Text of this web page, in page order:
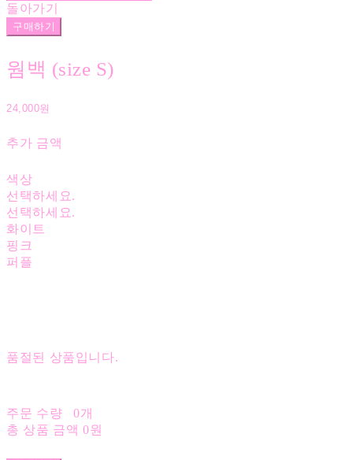
돌아가기
구매하기
웜백 (size S)
24,000원
추가 금액
색상
선택하세요.
선택하세요.
화이트
핑크
퍼플
품절된 상품입니다.
주문 수량
0개
총 상품 금액 0원